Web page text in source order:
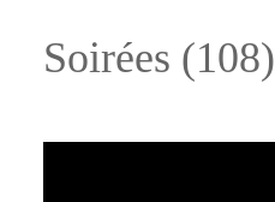
Soirées (108)